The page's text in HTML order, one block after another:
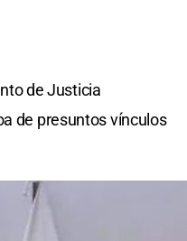
de Justicia
de presuntos vínculos